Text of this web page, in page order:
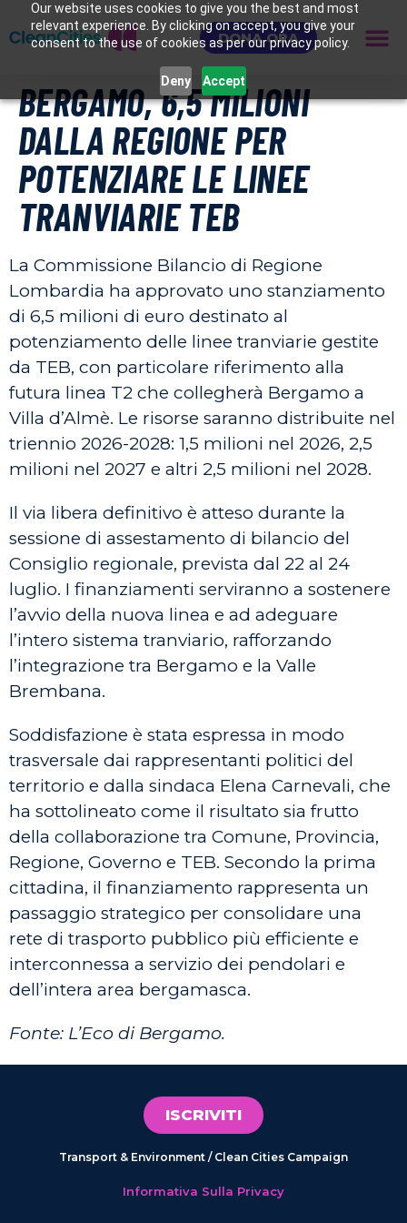
Our website uses cookies to give you the best and most
relevant experience. By clicking on accept, you give your
consent to the use of cookies as per our privacy policy.
Deny Accept
DONA ORA
BERGAMO, 6,5 MILIONI
DALLA REGIONE PER
POTENZIARE LE LINEE
TRANVIARIE TEB
La Commissione Bilancio di Regione
Lombardia ha approvato uno stanziamento
di 6,5 milioni di euro destinato al
potenziamento delle linee tranviarie gestite
da TEB, con particolare riferimento alla
futura linea T2 che collegherà Bergamo a
Villa d’Almè. Le risorse saranno distribuite nel
triennio 2026-2028: 1,5 milioni nel 2026, 2,5
milioni nel 2027 e altri 2,5 milioni nel 2028.
Il via libera definitivo è atteso durante la
sessione di assestamento di bilancio del
Consiglio regionale, prevista dal 22 al 24
luglio. I finanziamenti serviranno a sostenere
l’avvio della nuova linea e ad adeguare
l’intero sistema tranviario, rafforzando
l’integrazione tra Bergamo e la Valle
Brembana.
Soddisfazione è stata espressa in modo
trasversale dai rappresentanti politici del
territorio e dalla sindaca Elena Carnevali, che
ha sottolineato come il risultato sia frutto
della collaborazione tra Comune, Provincia,
Regione, Governo e TEB. Secondo la prima
cittadina, il finanziamento rappresenta un
passaggio strategico per consolidare una
rete di trasporto pubblico più efficiente e
interconnessa a servizio dei pendolari e
dell’intera area bergamasca.
Fonte: L’Eco di Bergamo.
ISCRIVITI
Transport & Environment / Clean Cities Campaign
Informativa Sulla Privacy